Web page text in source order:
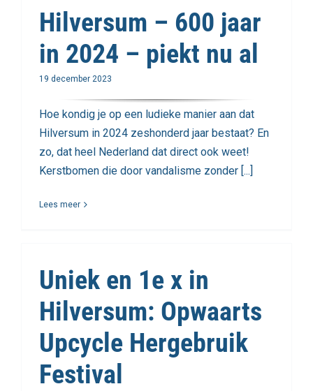
Hilversum – 600 jaar
in 2024 – piekt nu al
19 december 2023
Hoe kondig je op een ludieke manier aan dat
Hilversum in 2024 zeshonderd jaar bestaat? En
zo, dat heel Nederland dat direct ook weet!
Kerstbomen die door vandalisme zonder [...]
Lees meer
Uniek en 1e x in
Hilversum: Opwaarts
Upcycle Hergebruik
Festival